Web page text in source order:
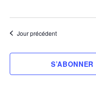
Jour précédent